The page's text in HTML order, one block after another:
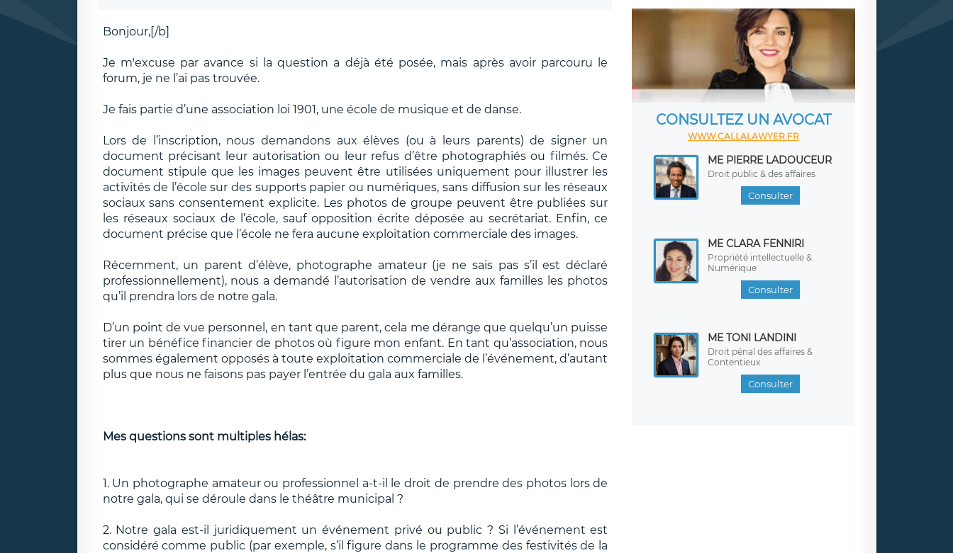
Bonjour,[/b]
Je m'excuse par avance si la question a déjà été posée, mais après avoir parcouru le
forum, je ne l’ai pas trouvée.
Je fais partie d’une association loi 1901, une école de musique et de danse.
Lors de l’inscription, nous demandons aux élèves (ou à leurs parents) de signer un
document précisant leur autorisation ou leur refus d’être photographiés ou filmés. Ce
document stipule que les images peuvent être utilisées uniquement pour illustrer les
activités de l’école sur des supports papier ou numériques, sans diffusion sur les réseaux
sociaux sans consentement explicite. Les photos de groupe peuvent être publiées sur
les réseaux sociaux de l’école, sauf opposition écrite déposée au secrétariat. Enfin, ce
document précise que l’école ne fera aucune exploitation commerciale des images.
Récemment, un parent d’élève, photographe amateur (je ne sais pas s’il est déclaré
professionnellement), nous a demandé l’autorisation de vendre aux familles les photos
qu’il prendra lors de notre gala.
D’un point de vue personnel, en tant que parent, cela me dérange que quelqu’un puisse
tirer un bénéfice financier de photos où figure mon enfant. En tant qu’association, nous
sommes également opposés à toute exploitation commerciale de l’événement, d’autant
plus que nous ne faisons pas payer l’entrée du gala aux familles.
Mes questions sont multiples hélas:
1. Un photographe amateur ou professionnel a-t-il le droit de prendre des photos lors de
notre gala, qui se déroule dans le théâtre municipal ?
2. Notre gala est-il juridiquement un événement privé ou public ? Si l’événement est
considéré comme public (par exemple, s’il figure dans le programme des festivités de la
CONSULTEZ UN AVOCAT
WWW.CALLALAWYER.FR
ME PIERRE LADOUCEUR
Droit public & des affaires
Consulter
ME CLARA FENNIRI
Propriété intellectuelle &
Numérique
Consulter
ME TONI LANDINI
Droit pénal des affaires &
Contentieux
Consulter